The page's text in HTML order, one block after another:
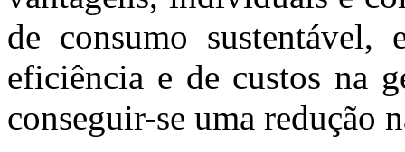
de consumo
eficiência e de custos na
conseguir-se uma redução